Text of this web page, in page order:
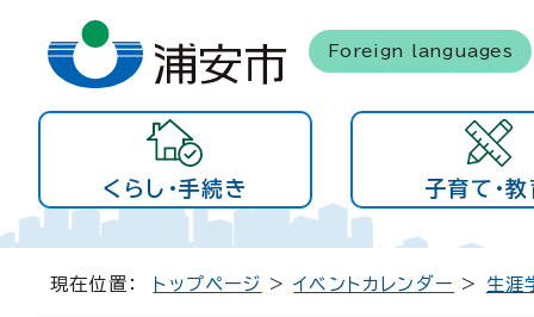
Foreign languages
くらし・手続き 子育て・
現在位置： トップページ >イベントカレンダー > 生涯